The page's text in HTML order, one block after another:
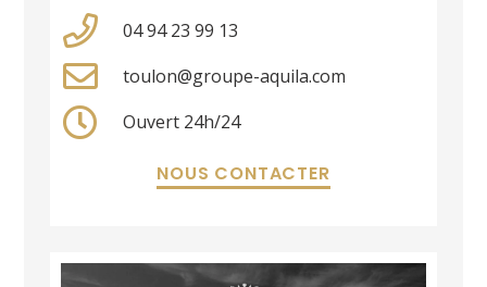
04 94 23 99 13
toulon@groupe-aquila.com
Ouvert 24h/24
NOUS CONTACTER